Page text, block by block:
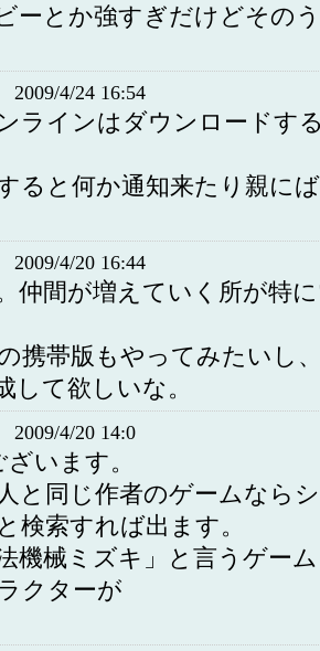
ーとか強すぎだけどその
2009/4/24 16:54
ラインはダウンロードす
ると何か通知来たり親に
2009/4/20 16:44
仲間が増えていく所が特
携帯版もやってみたいし
して欲しいな。
2009/4/20 14:0
います。
と同じ作者のゲームなら
検索すれば出ます。
機械ミズキ」と言うゲー
クターが